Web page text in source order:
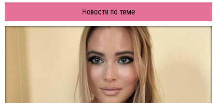
Новости по теме